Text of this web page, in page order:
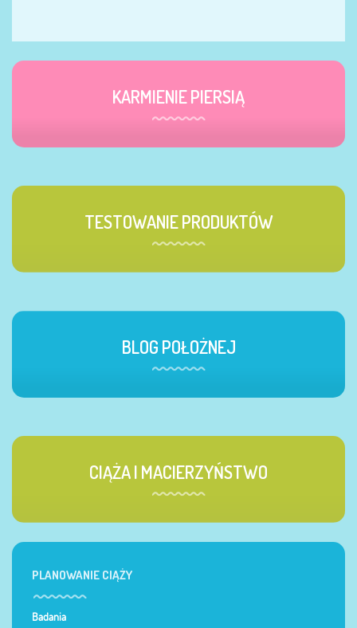
KARMIENIE PIERSIĄ
TESTOWANIE PRODUKTÓW
BLOG POŁOŻNEJ
CIĄŻA I MACIERZYŃSTWO
PLANOWANIE CIĄŻY
Badania